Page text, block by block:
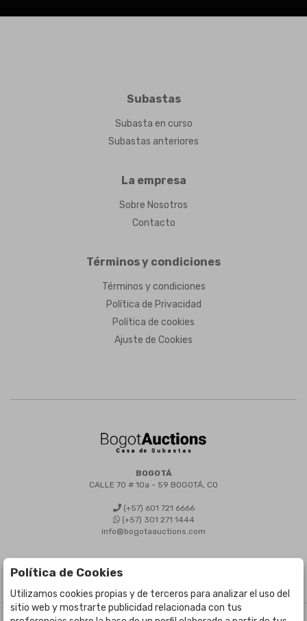
Subastas
Subasta en curso
Subastas anteriores
La empresa
Sobre Nosotros
Contacto
Términos y condiciones
Términos y condiciones
Política de Privacidad
Política de cookies
Ajuste de Cookies
BOGOTÁ
CALLE 70 # 10a - 59 BOGOTÁ, CO
(+57) 601 721 6666
(+57) 301 271 1444
info@bogotaauctions.com
Política de Cookies
Utilizamos cookies propias y de terceros para analizar el uso del
sitio web y mostrarte publicidad relacionada con tus